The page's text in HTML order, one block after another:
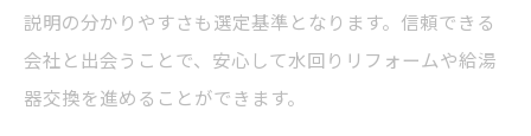
説明の分かりやすさも選定基準となります。信頼できる
会社と出会うことで、安心して水回りリフォームや給湯
器交換を進めることができます。